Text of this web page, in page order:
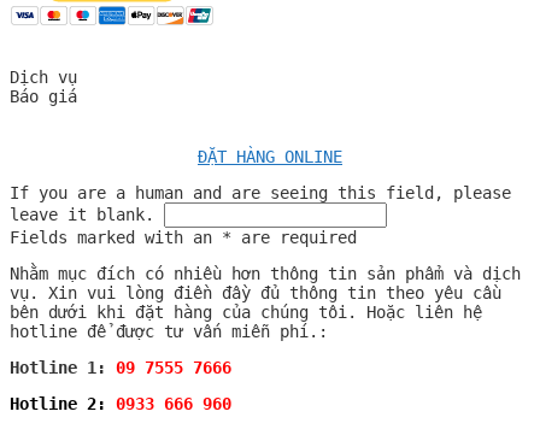
Dịch vụ
Báo giá
ĐẶT HÀNG ONLINE
If you are a human and are seeing this field, please
leave it blank.
Fields marked with an * are required
Nhằm mục đích có nhiều hơn thông tin sản phẩm và dịch
vụ. Xin vui lòng điền đầy đủ thông tin theo yêu cầu
bên dưới khi đặt hàng của chúng tôi. Hoặc liên hệ
hotline để được tư vấn miễn phí.:
Hotline 1:
09 7555 7666
Hotline 2:
0933 666 960